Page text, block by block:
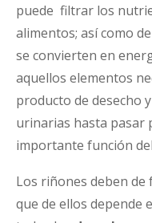
puede filtrar los
alimentos; así como
se convierten en
aquellos elementos
producto de desecho
urinarias hasta pasar
importante función
Los riñones deben
que de ellos depende